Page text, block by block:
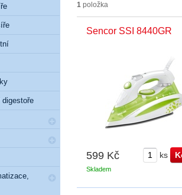
1 položka
Sencor SSI 8440GR
599 Kč ks
Skladem